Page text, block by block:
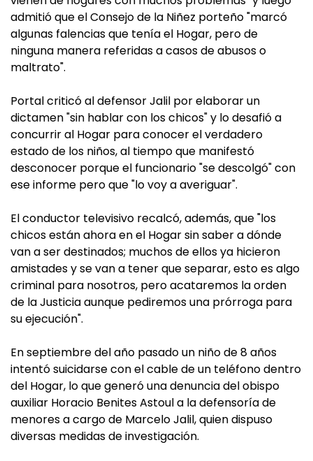
admitió que el Consejo de la Niñez porteño "marcó
algunas falencias que tenía el Hogar, pero de
ninguna manera referidas a casos de abusos o
maltrato".
Portal criticó al defensor Jalil por elaborar un
dictamen "sin hablar con los chicos" y lo desafió a
concurrir al Hogar para conocer el verdadero
estado de los niños, al tiempo que manifestó
desconocer porque el funcionario "se descolgó" con
ese informe pero que "lo voy a averiguar".
El conductor televisivo recalcó, además, que "los
chicos están ahora en el Hogar sin saber a dónde
van a ser destinados; muchos de ellos ya hicieron
amistades y se van a tener que separar, esto es algo
criminal para nosotros, pero acataremos la orden
de la Justicia aunque pediremos una prórroga para
su ejecución".
En septiembre del año pasado un niño de 8 años
intentó suicidarse con el cable de un teléfono dentro
del Hogar, lo que generó una denuncia del obispo
auxiliar Horacio Benites Astoul a la defensoría de
menores a cargo de Marcelo Jalil, quien dispuso
diversas medidas de investigación.